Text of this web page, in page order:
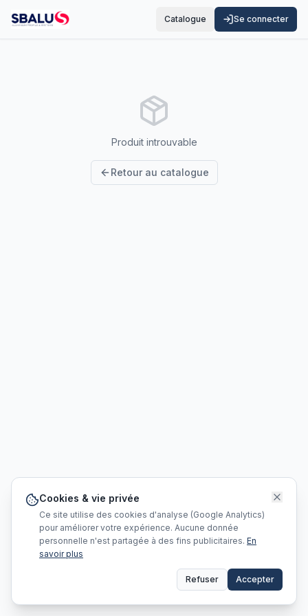
Catalogue Se connecter
Produit introuvable
Retour au catalogue
Cookies & vie privée
Ce site utilise des cookies d'analyse (Google Analytics)
pour améliorer votre expérience. Aucune donnée
personnelle n'est partagée à des fins publicitaires. En
savoir plus
Refuser Accepter